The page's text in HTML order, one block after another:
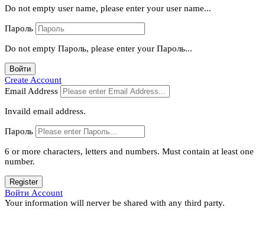
Do not empty user name, please enter your user name...
Пароль
Do not empty Пароль, please enter your Пароль...
Войти
Create Account
Email Address
Invaild email address.
Пароль
6 or more characters, letters and numbers. Must contain at least one
number.
Register
Войти Account
Your information will nerver be shared with any third party.